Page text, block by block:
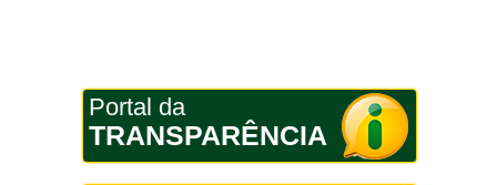
Portal da
TRANSPARÊNCIA